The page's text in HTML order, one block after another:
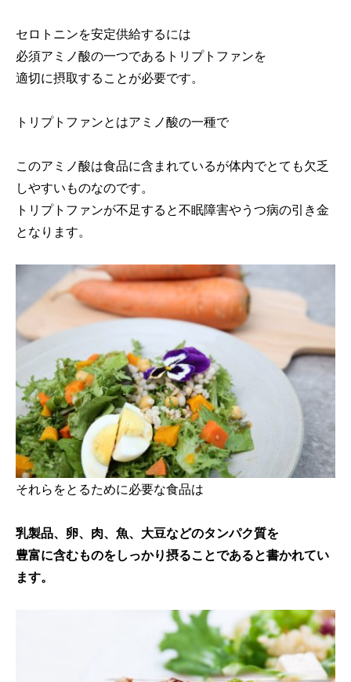
セロトニンを安定供給するには
必須アミノ酸の一つであるトリプトファンを
適切に摂取することが必要です。
トリプトファンとはアミノ酸の一種で
このアミノ酸は食品に含まれているが体内でとても欠乏
しやすいものなのです。
トリプトファンが不足すると不眠障害やうつ病の引き金
となります。
それらをとるために必要な食品は
乳製品、卵、肉、魚、大豆などのタンパク質を
豊富に含むものをしっかり摂ることであると書かれてい
ます。